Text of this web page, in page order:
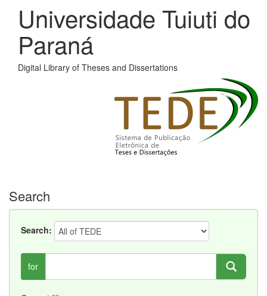
Universidade Tuiuti do
Paraná
Digital Library of Theses and Dissertations
Search
Search:
for